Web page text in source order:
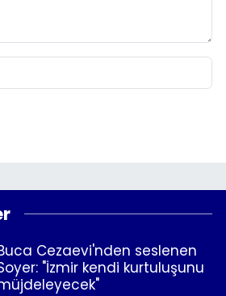
Cezaevi'nden seslenen
"İzmir kendi kurtuluşunu